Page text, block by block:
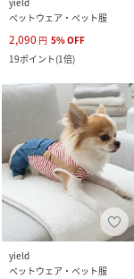
ペットウェア・ペット服
2,090 円 5%OFF
19ポイント(1倍)
yield
ペットウェア・ペット服